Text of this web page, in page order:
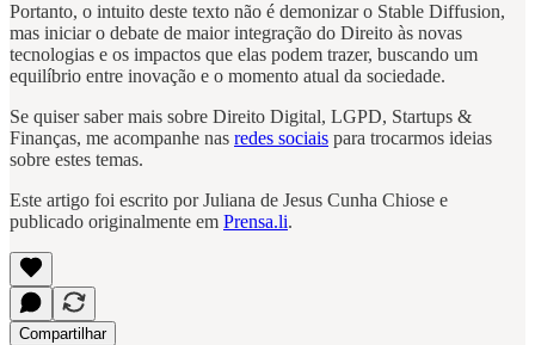
Portanto, o intuito deste texto não é demonizar o Stable Diffusion,
mas iniciar o debate de maior integração do Direito às novas
tecnologias e os impactos que elas podem trazer, buscando um
equilíbrio entre inovação e o momento atual da sociedade.
Se quiser saber mais sobre Direito Digital, LGPD, Startups &
Finanças, me acompanhe nas redes sociais para trocarmos ideias
sobre estes temas.
Este artigo foi escrito por Juliana de Jesus Cunha Chiose e
publicado originalmente em Prensa.li.
Compartilhar